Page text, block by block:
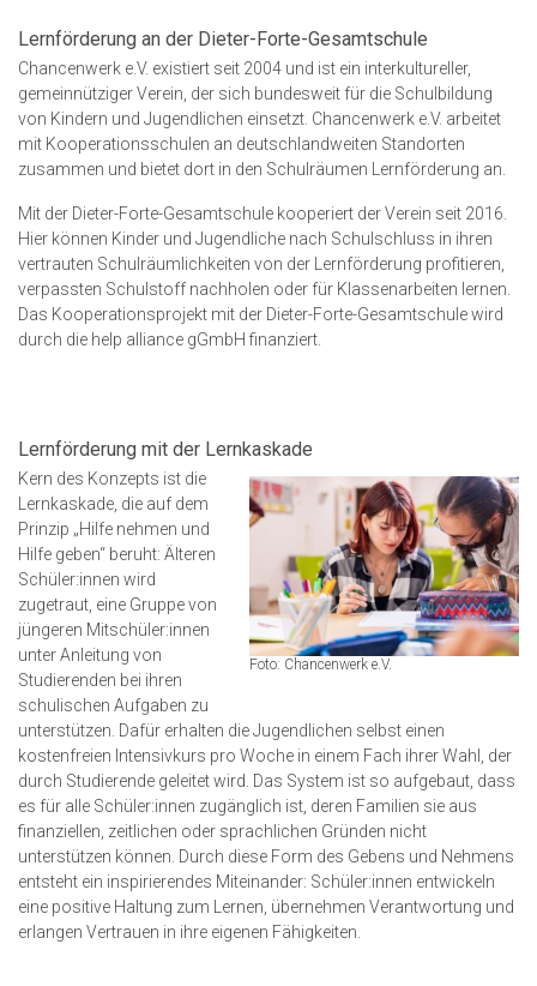
Lernförderung an der Dieter-Forte-Gesamtschule
Chancenwerk e.V. existiert seit 2004 und ist ein interkultureller,
gemeinnütziger Verein, der sich bundesweit für die Schulbildung
von Kindern und Jugendlichen einsetzt. Chancenwerk e.V. arbeitet
mit Kooperationsschulen an deutschlandweiten Standorten
zusammen und bietet dort in den Schulräumen Lernförderung an.
Mit der Dieter-Forte-Gesamtschule kooperiert der Verein seit 2016.
Hier können Kinder und Jugendliche nach Schulschluss in ihren
vertrauten Schulräumlichkeiten von der Lernförderung profitieren,
verpassten Schulstoff nachholen oder für Klassenarbeiten lernen.
Das Kooperationsprojekt mit der Dieter-Forte-Gesamtschule wird
durch die help alliance gGmbH finanziert.
Lernförderung mit der Lernkaskade
Foto: Chancenwerk e.V.
Kern des Konzepts ist die
Lernkaskade, die auf dem
Prinzip „Hilfe nehmen und
Hilfe geben“ beruht: Älteren
Schüler:innen wird
zugetraut, eine Gruppe von
jüngeren Mitschüler:innen
unter Anleitung von
Studierenden bei ihren
schulischen Aufgaben zu
unterstützen. Dafür erhalten die Jugendlichen selbst einen
kostenfreien Intensivkurs pro Woche in einem Fach ihrer Wahl, der
durch Studierende geleitet wird. Das System ist so aufgebaut, dass
es für alle Schüler:innen zugänglich ist, deren Familien sie aus
finanziellen, zeitlichen oder sprachlichen Gründen nicht
unterstützen können. Durch diese Form des Gebens und Nehmens
entsteht ein inspirierendes Miteinander: Schüler:innen entwickeln
eine positive Haltung zum Lernen, übernehmen Verantwortung und
erlangen Vertrauen in ihre eigenen Fähigkeiten.